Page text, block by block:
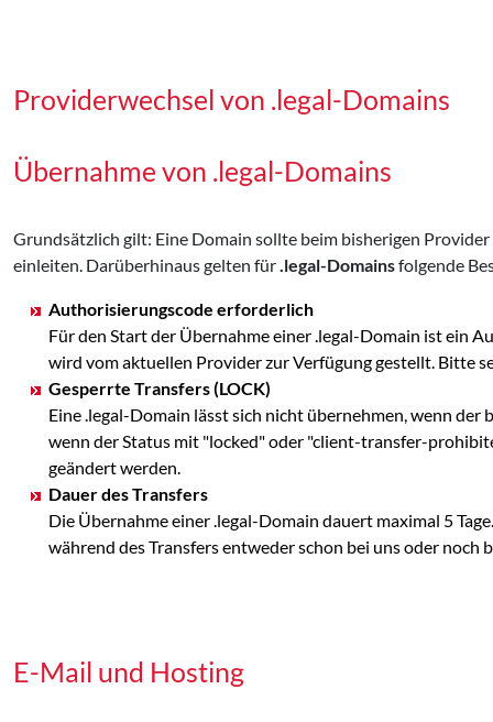
Providerwechsel von .legal-Domains
Übernahme von .legal-Domains
Grundsätzlich gilt: Eine Domain sollte beim bisherigen
einleiten. Darüberhinaus gelten für .legal-Domainsfolgende
Authorisierungscode erforderlich
Für den Start der Übernahme einer .legal-Domain ist ein
wird vom aktuellen Provider zur Verfügung gestellt. Bitte
Gesperrte Transfers (LOCK)
Eine .legal-Domain lässt sich nicht übernehmen, wenn
wenn der Status mit "locked" oder "client-transfer-
geändert werden.
Dauer des Transfers
Die Übernahme einer .legal-Domain dauert maximal 5
während des Transfers entweder schon bei uns oder noch
E-Mail und Hosting